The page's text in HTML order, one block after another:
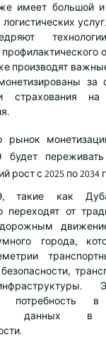
имеет большой
производят
за
страхования
рынок
переживать
с 2025 по 2034
такие как
переходят от
города,
потребность
данных в